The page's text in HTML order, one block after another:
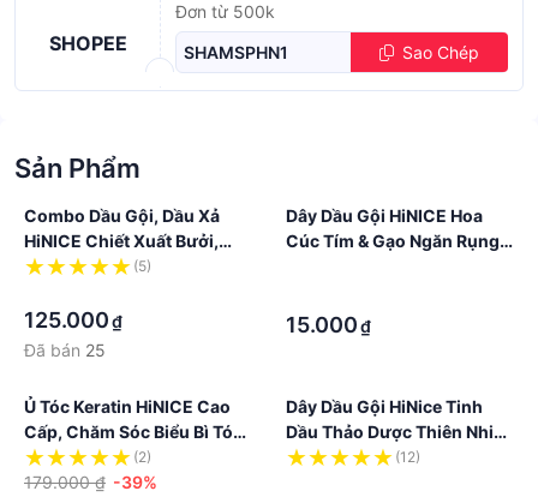
SHOPEE
Đơn từ 500k
SHAMSPHN1
Sao Chép
Sản Phẩm
Combo Dầu Gội, Dầu Xả
HiNICE Chiết Xuất Bưởi,
Giảm Gãy Rụng Tóc, Giảm
266ml
(5)
125.000₫
Đã bán 25
Dây Dầu Gội HiNICE Hoa
Cúc Tím & Gạo Ngăn Rụng
15.000₫
Ủ Tóc Keratin HiNICE Cao
Cấp, Chăm Sóc Biểu Bì Tóc
Dành Cho Tóc Hư Tổn
250ml
(2)
179.000 ₫ -39%
Dây Dầu Gội HiNice Tinh
Dầu Thảo Dược Thiên Nhiên
6gx10gói
(12)